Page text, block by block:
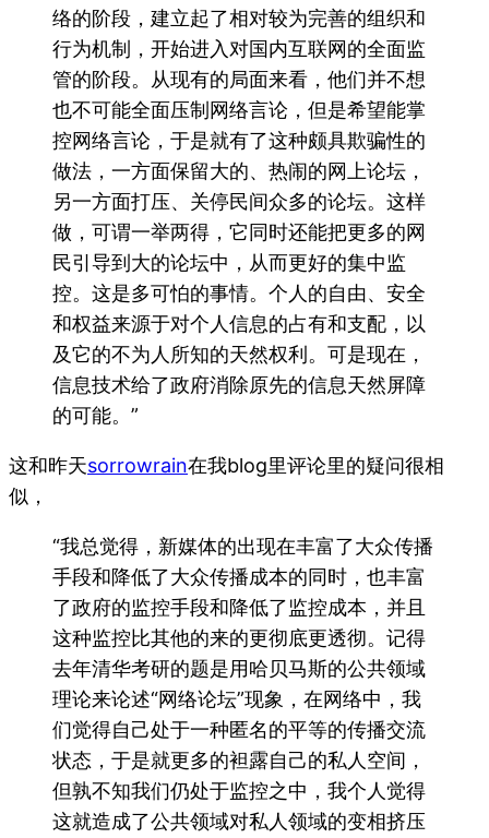
络的阶段，建立起了相对较为完善的组织和
行为机制，开始进入对国内互联网的全面监
管的阶段。从现有的局面来看，他们并不想
也不可能全面压制网络言论，但是希望能掌
控网络言论，于是就有了这种颇具欺骗性的
做法，一方面保留大的、热闹的网上论坛，
另一方面打压、关停民间众多的论坛。这样
做，可谓一举两得，它同时还能把更多的网
民引导到大的论坛中，从而更好的集中监
控。这是多可怕的事情。个人的自由、安全
和权益来源于对个人信息的占有和支配，以
及它的不为人所知的天然权利。可是现在，
信息技术给了政府消除原先的信息天然屏障
的可能。”
这和昨天sorrowrain在我blog里评论里的疑问很相
似，
“我总觉得，新媒体的出现在丰富了大众传播
手段和降低了大众传播成本的同时，也丰富
了政府的监控手段和降低了监控成本，并且
这种监控比其他的来的更彻底更透彻。记得
去年清华考研的题是用哈贝马斯的公共领域
理论来论述“网络论坛”现象，在网络中，我
们觉得自己处于一种匿名的平等的传播交流
状态，于是就更多的袒露自己的私人空间，
但孰不知我们仍处于监控之中，我个人觉得
这就造成了公共领域对私人领域的变相挤压